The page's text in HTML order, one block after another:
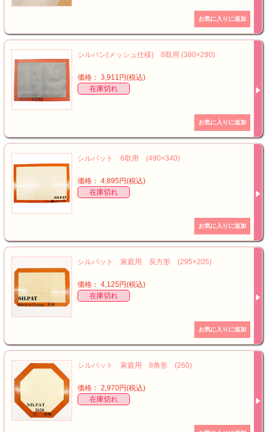
シルパン(メッシュ仕様) 8取用 (380×290)
価格： 3,911円(税込)
在庫切れ
シルパット 6取用 (490×340)
価格： 4,895円(税込)
在庫切れ
シルパット 家庭用 長方形 (295×205)
価格： 4,125円(税込)
在庫切れ
シルパット 家庭用 8角形 (260)
価格： 2,970円(税込)
在庫切れ